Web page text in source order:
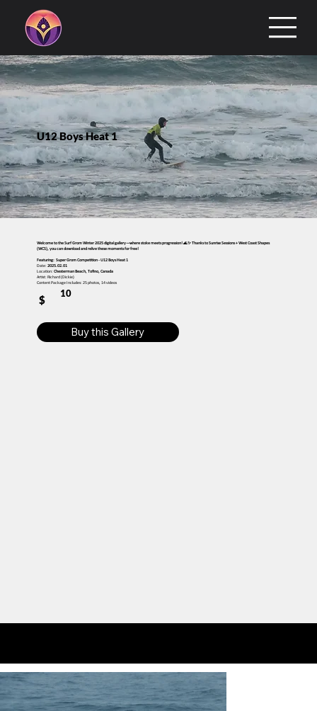
U12 Boys Heat 1
Welcome to the Surf Grom Winter 2025 digital gallery—where stoke meets progression! 🌊✨ Thanks to Sunrise Sessions + West Coast Shapes
(WCS), you can download and relive these moments for free!
Featuring: Super Grom Competition - U12 Boys Heat 1
Date: 2025.02.01
Location: Chesterman Beach, Tofino, Canada
Artist: Richard (Dickie)
Content Package Includes: 25 photos, 14 videos
$
10
Buy this Gallery